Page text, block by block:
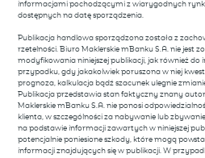
informacjami pochodzącymi z wiarygodnych
dostępnych na datę sporządzenia.
Publikacja handlowa sporządzona została z
rzetelności. Biuro Maklerskie mBanku S.A. nie jest
modyfikowania niniejszej publikacji, jak również
przypadku, gdy jakakolwiek poruszona w niej
prognoza, kalkulacja bądź szacunek ulegnie
Publikacja przedstawia stan faktyczny znany
Maklerskie mBanku S.A. nie ponosi
klienta, w szczególności za nabywanie lub
na podstawie informacji zawartych w niniejszej
potencjalnie poniesione szkody, które mogą
informacji znajdujących się w publikacji. W